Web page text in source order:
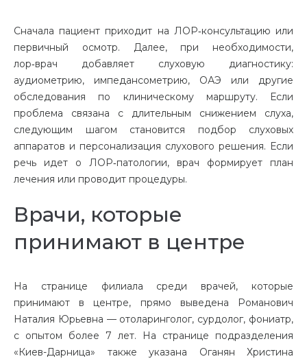
Сначала пациент приходит на ЛОР‑консультацию или
первичный осмотр. Далее, при необходимости,
лор‑врач добавляет слуховую диагностику:
аудиометрию, импедансометрию, ОАЭ или другие
обследования по клиническому маршруту. Если
проблема связана с длительным снижением слуха,
следующим шагом становится подбор слуховых
аппаратов и персонализация слухового решения. Если
речь идет о ЛОР‑патологии, врач формирует план
лечения или проводит процедуры.
Врачи, которые
принимают в центре
На странице филиала среди врачей, которые
принимают в центре, прямо выведена Романович
Наталия Юрьевна — отоларинголог, сурдолог, фониатр,
с опытом более 7 лет. На странице подразделения
«Киев-Дарница» также указана Оганян Христина